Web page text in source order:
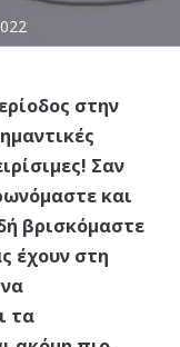
στην
Σαν
και
βρισκόμαστε
έχουν στη
τα